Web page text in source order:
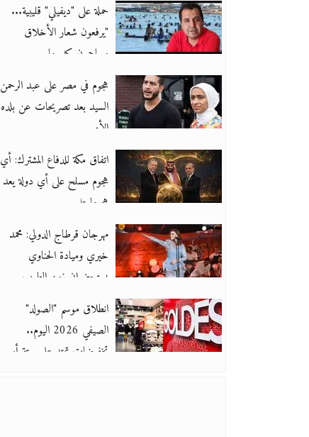
حملة على "ديفيلي" قليبية...
"يرفعون شعار الأخلاق
ويهاجمون كل ما
هجوم في مصر على عبد الرحمن
السيد بعد تصريحات عن بلده
الأم
‏اتفاق مكة للدفاع المشترك: أي
هجوم مسلح على أي دولة يعد
هجوما عل
مهرجان قرطاج الدولي: محمد
خيري وميادة الحناوي
يستحضران زمن الطرب
انطلاق موسم "الصولد"
الصيفي 2026 اليوم..
تخفيضات تمتد على ستة أس